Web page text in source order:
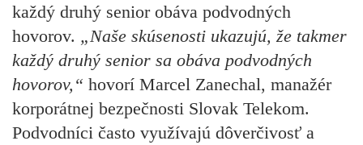
každý druhý senior obáva podvodných
hovorov. „Naše skúsenosti ukazujú, že takmer
každý druhý senior sa obáva podvodných
hovorov,“ hovorí Marcel Zanechal, manažér
korporátnej bezpečnosti Slovak Telekom.
Podvodníci často využívajú dôverčivosť a